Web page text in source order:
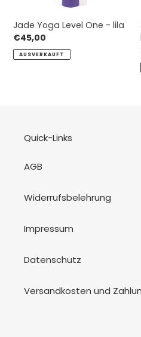
Jade Yoga Level One - lila
Normaler
Preis
€45,00
AUSVERKAUFT
Quick-Links
AGB
Widerrufsbelehrung
Impressum
Datenschutz
Versandkosten und